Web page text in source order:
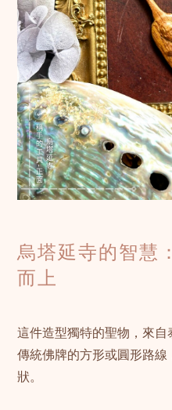
烏塔延寺的智慧
而上
這件造型獨特的聖物，來
傳統佛牌的方形或圓形路線
狀。